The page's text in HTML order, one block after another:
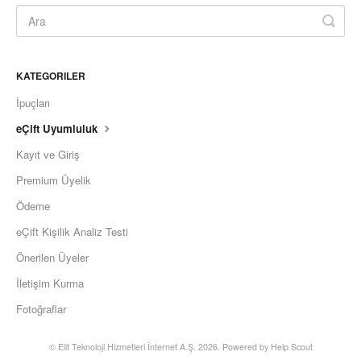
KATEGORILER
İpuçları
eÇift Uyumluluk
Kayıt ve Giriş
Premium Üyelik
Ödeme
eÇift Kişilik Analiz Testi
Önerilen Üyeler
İletişim Kurma
Fotoğraflar
© Elit Teknoloji Hizmetleri İnternet A.Ş. 2026. Powered by Help Scout